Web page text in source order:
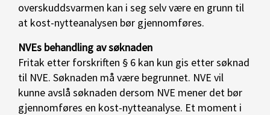
overskuddsvarmen kan i seg selv være en grunn til
at kost-nytteanalysen bør gjennomføres.
NVEs behandling av søknaden
Fritak etter forskriften § 6 kan kun gis etter søknad
til NVE. Søknaden må være begrunnet. NVE vil
kunne avslå søknaden dersom NVE mener det bør
gjennomføres en kost-nytteanalyse. Et moment i